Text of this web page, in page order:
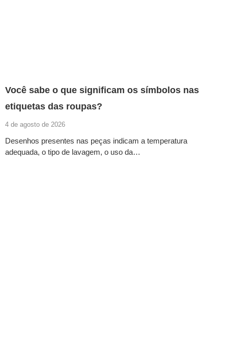
Você sabe o que significam os símbolos nas
etiquetas das roupas?
4 de agosto de 2026
Desenhos presentes nas peças indicam a temperatura
adequada, o tipo de lavagem, o uso da…